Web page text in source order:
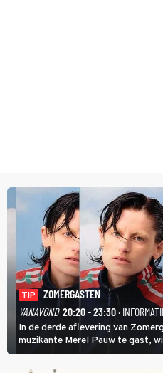
TIP
ZOMERGASTEN
VANAVOND 20:20 - 23:30·
In de derde aflevering van
muzikante Merel Pauw te gast,
boeiende avond beloven: 'Mijn
identiteit: grenzeloos, absurd en